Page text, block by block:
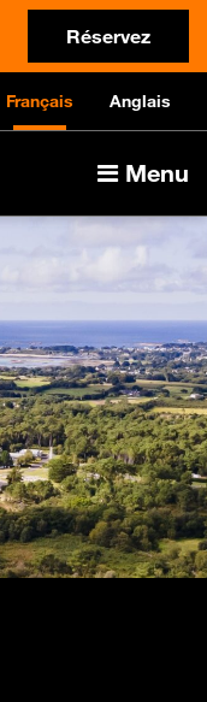
Réservez
Français Anglais
Menu